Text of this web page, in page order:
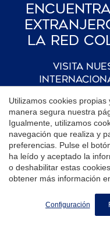
SOLICITE
La Red
Visita
Andorra
Argentina
Utilizamos cookies
manera segura nuestra
Igualmente, utilizamos
navegación que realiza y
preferencias. Pulse el
ha leído y aceptado la
o deshabilitar estas
obtener más información
Configuración